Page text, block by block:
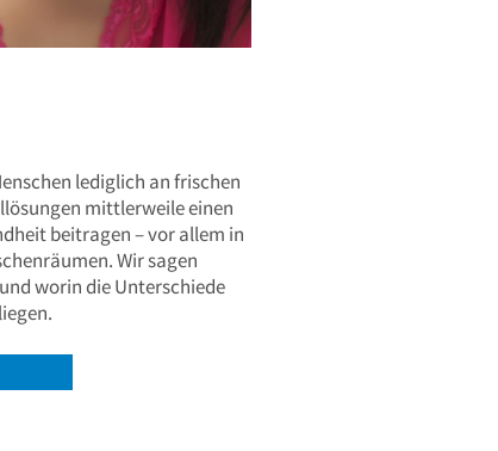
lediglich an frischen
mittlerweile einen
beitragen – vor allem in
Wir sagen
worin die Unterschiede